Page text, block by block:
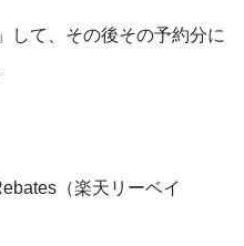
して、その後その予約分に
（楽天リーベイ